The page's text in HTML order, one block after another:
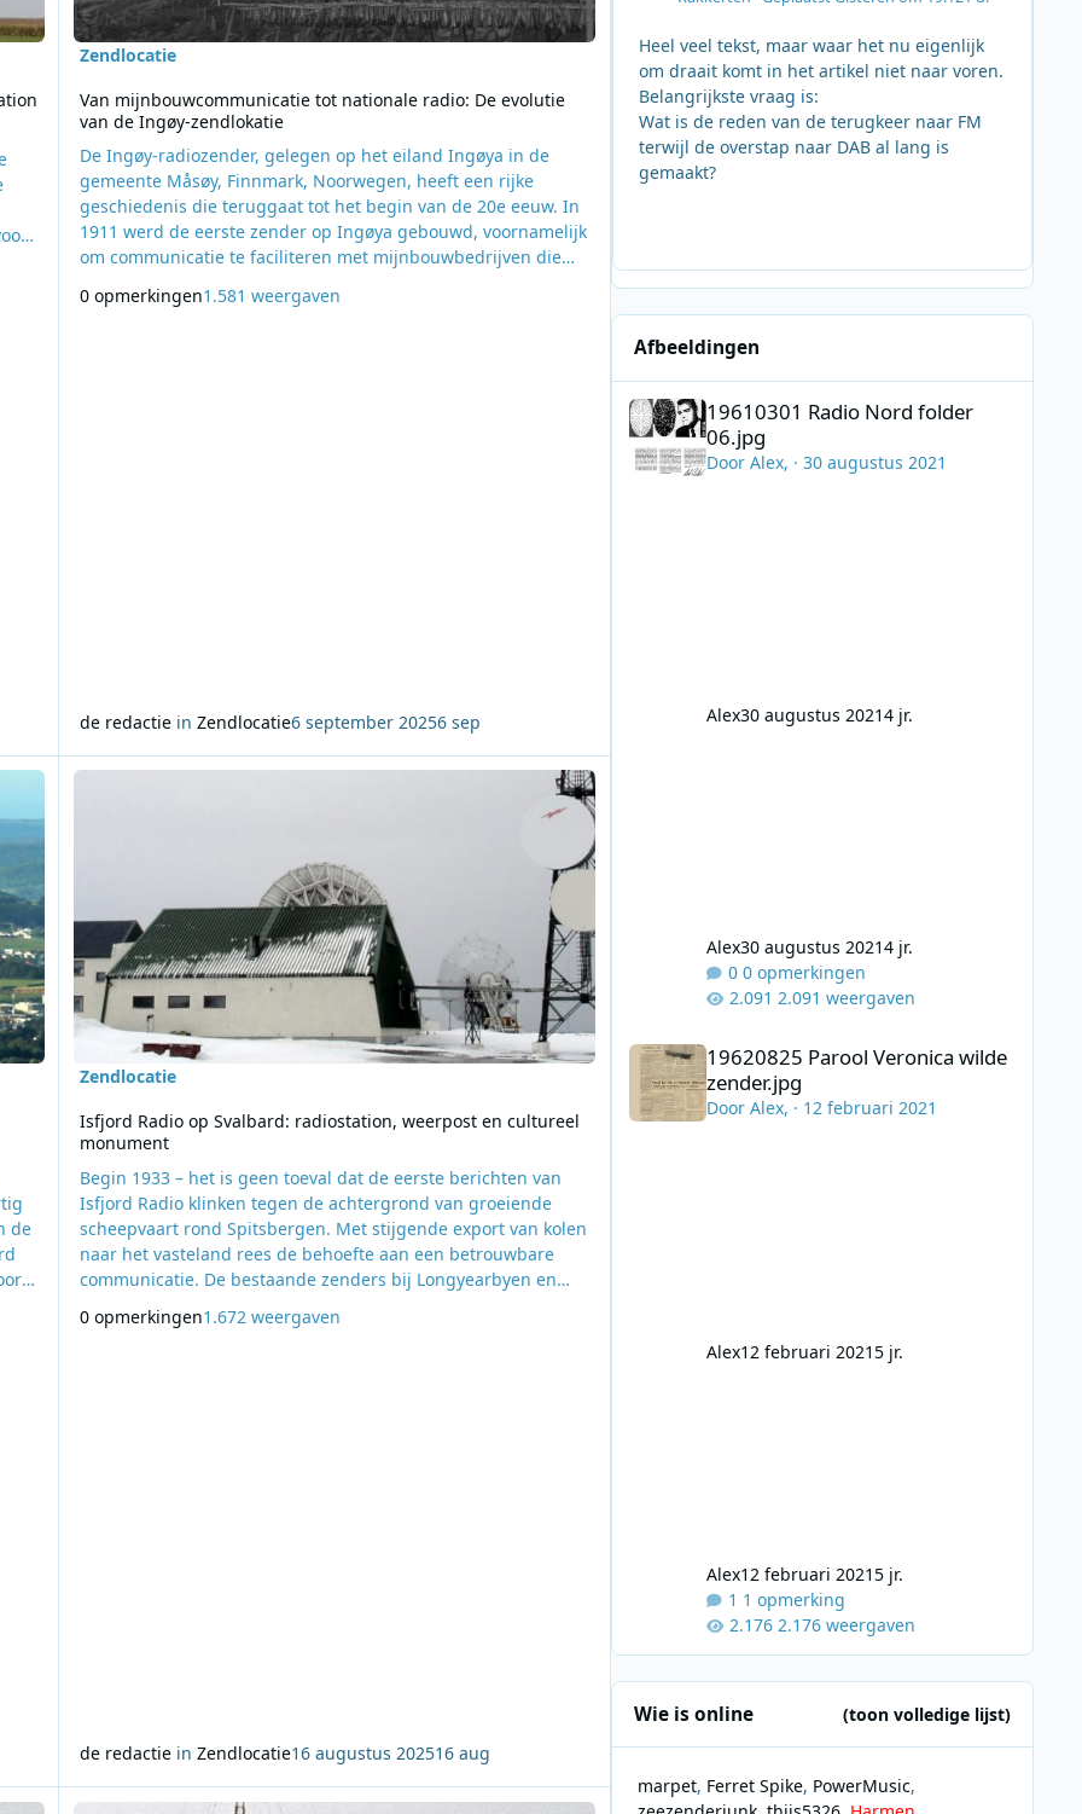
Zendlocatie
Van mijnbouwcommunicatie tot nationale radio: De evolutie
van de Ingøy-zendlokatie
De Ingøy-radiozender, gelegen op het eiland Ingøya in de
gemeente Måsøy, Finnmark, Noorwegen, heeft een rijke
geschiedenis die teruggaat tot het begin van de 20e eeuw. In
1911 werd de eerste zender op Ingøya gebouwd, voornamelijk
om communicatie te faciliteren met mijnbouwbedrijven die
installatie speelde een grote rol in het overbruggen van de
0 opmerkingen1.581 weergaven
de redactie inZendlocatie6 september 20256 sep
radiouitzendingen in Luxemburg
de
Lees meer over Isfjord Radio op Svalbard: radiostation, weerpost en cultureel monument
Zendlocatie
Isfjord Radio op Svalbard: radiostation, weerpost en cultureel
monument
Begin 1933 – het is geen toeval dat de eerste berichten van
Isfjord Radio klinken tegen de achtergrond van groeiende
scheepvaart rond Spitsbergen. Met stijgende export van kolen
naar het vasteland rees de behoefte aan een betrouwbare
communicatie. De bestaande zenders bij Longyearbyen en
twee Sovjetschepen vast vlakbij de fjordmond. In dat klimaat
0 opmerkingen1.672 weergaven
de redactie inZendlocatie16 augustus 202516 aug
keren terug
Lees meer over De stille maanden van de Muziekboot: Op het nippertje
Heel veel tekst, maar waar het nu eigenlijk
om draait komt in het artikel niet naar voren.
Belangrijkste vraag is:
Wat is de reden van de terugkeer naar FM
terwijl de overstap naar DAB al lang is
gemaakt?
Afbeeldingen
19610301 Radio Nord folder
06.jpg
Door Alex, · 30 augustus 2021
Alex30 augustus 20214 jr.
Alex30 augustus 20214 jr.
0 opmerkingen
2.091 weergaven
19620825 Parool Veronica wilde zender.jpg
19620825 Parool Veronica wilde
zender.jpg
Door Alex, · 12 februari 2021
Alex12 februari 20215 jr.
Alex12 februari 20215 jr.
1 opmerking
2.176 weergaven
Wie is online (toon volledige lijst)
marpet Ferret Spike PowerMusic